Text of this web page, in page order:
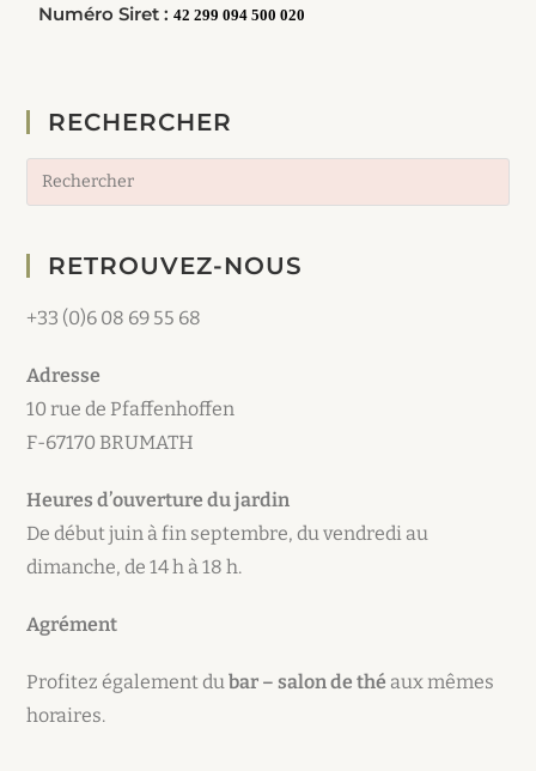
Numéro Siret :42 299 094 500 020
RECHERCHER
RETROUVEZ-NOUS
+33 (0)6 08 69 55 68
Adresse
10 rue de Pfaffenhoffen
F-67170 BRUMATH
Heures d’ouverture du jardin
De début juin à fin septembre, du vendredi au
dimanche, de 14 h à 18 h.
Agrément
Profitez également dubar – salon de thé aux mêmes
horaires.